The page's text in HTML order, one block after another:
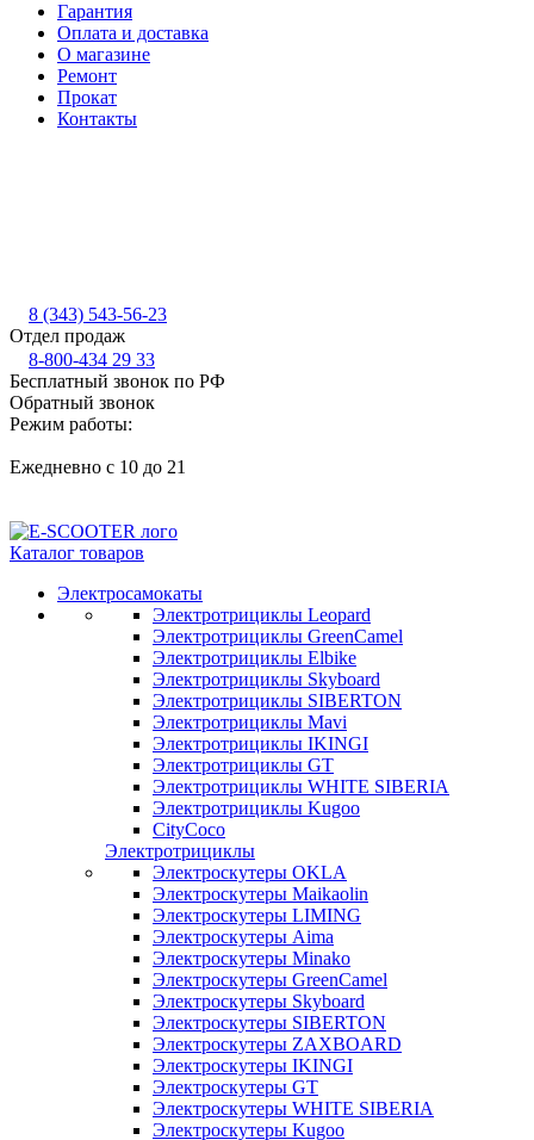
Гарантия
Оплата и доставка
О магазине
Ремонт
Прокат
Контакты
8 (343) 543-56-23
Отдел продаж
8-800-434 29 33
Бесплатный звонок по РФ
Обратный звонок
Режим работы:
Ежедневно с 10 до 21
Каталог товаров
Электросамокаты
Электротрициклы Leopard
Электротрициклы GreenCamel
Электротрициклы Elbike
Электротрициклы Skyboard
Электротрициклы SIBERTON
Электротрициклы Mavi
Электротрициклы IKINGI
Электротрициклы GT
Электротрициклы WHITE SIBERIA
Электротрициклы Kugoo
CityCoco
Электротрициклы
Электроскутеры OKLA
Электроскутеры Maikaolin
Электроскутеры LIMING
Электроскутеры Aima
Электроскутеры Minako
Электроскутеры GreenCamel
Электроскутеры Skyboard
Электроскутеры SIBERTON
Электроскутеры ZAXBOARD
Электроскутеры IKINGI
Электроскутеры GT
Электроскутеры WHITE SIBERIA
Электроскутеры Kugoo